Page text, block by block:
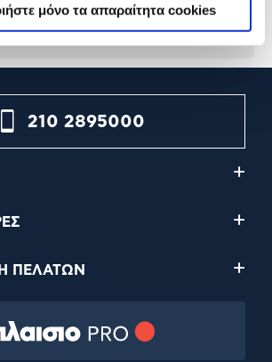
μόνο τα απαραίτητα cookies
Προσθήκη
210 2895000
ΠΕΛΑΤΩΝ